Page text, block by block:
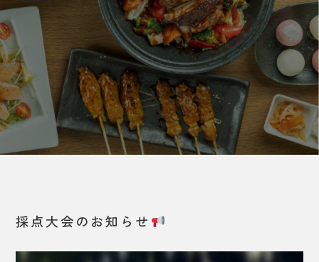
採点大会のお知らせ